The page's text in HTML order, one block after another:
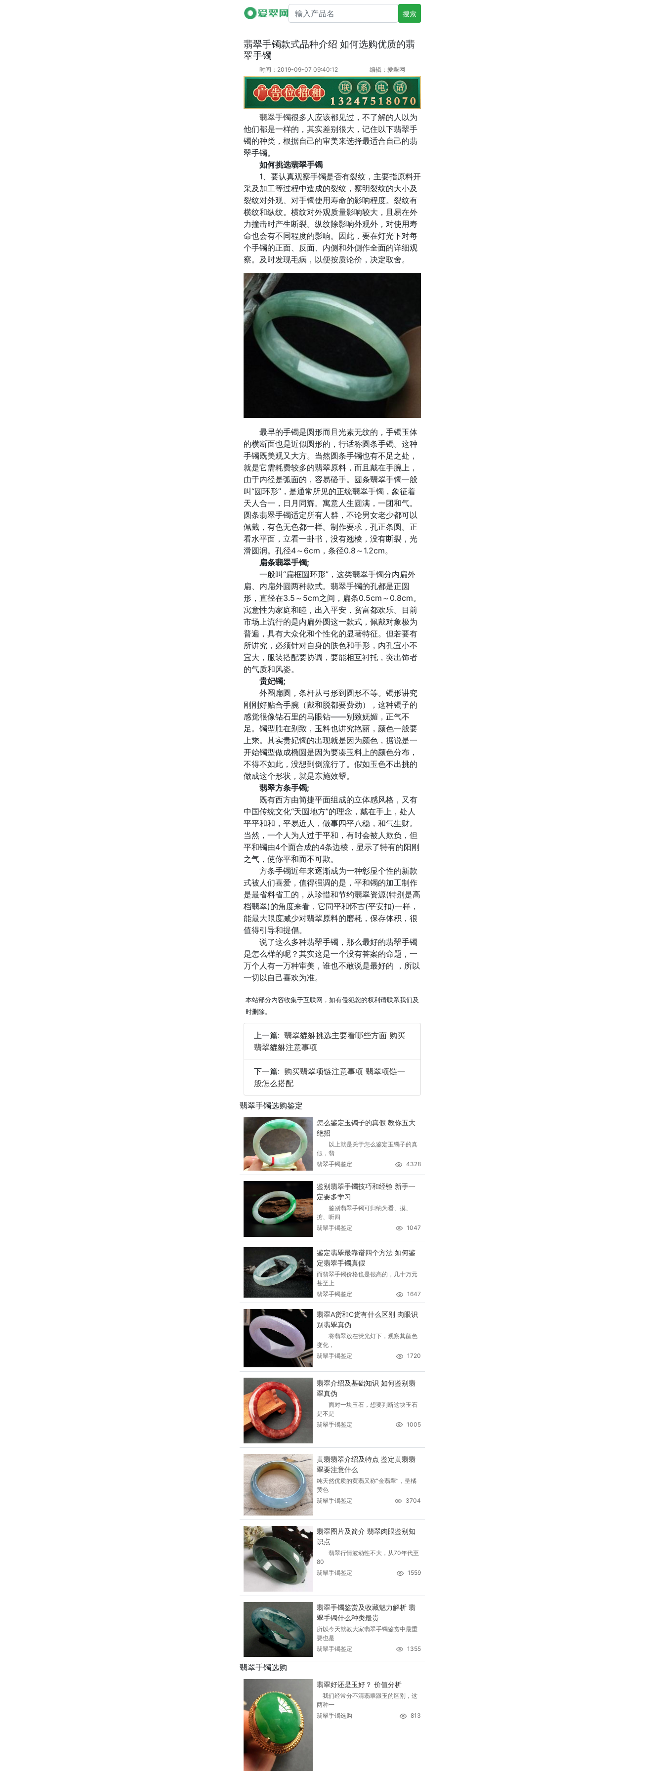
搜索产品名
翡翠手镯款式品种介绍 如何选购优质的翡
翠手镯
时间：2019-09-07 09:40:12 编辑：爱翠网
翡翠手镯很多人应该都见过，不了解的人以为
他们都是一样的，其实差别很大，记住以下翡翠手
镯的种类，根据自己的审美来选择最适合自己的翡
翠手镯。
如何挑选翡翠手镯
1、要认真观察手镯是否有裂纹，主要指原料开
采及加工等过程中造成的裂纹，察明裂纹的大小及
裂纹对外观、对手镯使用寿命的影响程度。裂纹有
横纹和纵纹。横纹对外观质量影响较大，且易在外
力撞击时产生断裂。纵纹除影响外观外，对使用寿
命也会有不同程度的影响。因此，要在灯光下对每
个手镯的正面、反面、内侧和外侧作全面的详细观
察。及时发现毛病，以便按质论价，决定取舍。
最早的手镯是圆形而且光素无纹的，手镯玉体
的横断面也是近似圆形的，行话称圆条手镯。这种
手镯既美观又大方。当然圆条手镯也有不足之处，
就是它需耗费较多的翡翠原料，而且戴在手腕上，
由于内径是弧面的，容易硌手。圆条翡翠手镯一般
叫“圆环形”，是通常所见的正统翡翠手镯，象征着
天人合一，日月同辉。寓意人生圆满，一团和气。
圆条翡翠手镯适定所有人群，不论男女老少都可以
佩戴，有色无色都一样。制作要求，孔正条圆。正
看水平面，立看一卦书，没有翘棱，没有断裂，光
滑圆润。孔径4～6cm，条径0.8～1.2cm。
扁条翡翠手镯;
一般叫“扁框圆环形”，这类翡翠手镯分内扁外
扁、内扁外圆两种款式。翡翠手镯的孔都是正圆
形，直径在3.5～5cm之间，扁条0.5cm～0.8cm。
寓意性为家庭和睦，出入平安，贫富都欢乐。目前
市场上流行的是内扁外圆这一款式，佩戴对象极为
普遍，具有大众化和个性化的显著特征。但若要有
所讲究，必须针对自身的肤色和手形，内孔宜小不
宜大，服装搭配要协调，要能相互衬托，突出饰者
的气质和风姿。
贵妃镯;
外圈扁圆，条杆从弓形到圆形不等。镯形讲究
刚刚好贴合手腕（戴和脱都要费劲），这种镯子的
感觉很像钻石里的马眼钻——别致妩媚，正气不
足。镯型胜在别致，玉料也讲究艳丽，颜色一般要
上乘。其实贵妃镯的出现就是因为颜色，据说是一
开始镯型做成椭圆是因为要凑玉料上的颜色分布，
不得不如此，没想到倒流行了。假如玉色不出挑的
做成这个形状，就是东施效颦。
翡翠方条手镯;
既有西方由简捷平面组成的立体感风格，又有
中国传统文化“夭圆地方”的理念，戴在手上，处人
平平和和，平易近人，做事四平八稳，和气生财。
当然，一个人为人过于平和，有时会被人欺负，但
平和镯由4个面合成的4条边棱，显示了特有的阳刚
之气，使你平和而不可欺。
方条手镯近年来逐渐成为一种彰显个性的新款
式被人们喜爱，值得强调的是，平和镯的加工制作
是最省料省工的，从珍惜和节约翡翠资源(特别是高
档翡翠)的角度来看，它同平和怀古(平安扣)一样，
能最大限度减少对翡翠原料的磨耗，保存体积，很
值得引导和提倡。
说了这么多种翡翠手镯，那么最好的翡翠手镯
是怎么样的呢？其实这是一个没有答案的命题，一
万个人有一万种审美，谁也不敢说是最好的 ，所以
一切以自己喜欢为准。
本站部分内容收集于互联网，如有侵犯您的权利请联系我们及
时删除。
上一篇: 翡翠貔貅挑选主要看哪些方面 购买
翡翠貔貅注意事项
下一篇: 购买翡翠项链注意事项 翡翠项链一
般怎么搭配
翡翠手镯选购鉴定
怎么鉴定玉镯子的真假 教你五大
绝招
以上就是关于怎么鉴定玉镯子的真
假，翡
翡翠手镯鉴定
4328
鉴别翡翠手镯技巧和经验 新手一
定要多学习
鉴别翡翠手镯可归纳为看、摸、
掂、听四
翡翠手镯鉴定
1047
鉴定翡翠最靠谱四个方法 如何鉴
定翡翠手镯真假
而翡翠手镯价格也是很高的，几十万元
甚至上
翡翠手镯鉴定
1647
翡翠A货和C货有什么区别 肉眼识
别翡翠真伪
将翡翠放在荧光灯下，观察其颜色
变化，
翡翠手镯鉴定
1720
翡翠介绍及基础知识 如何鉴别翡
翠真伪
面对一块玉石，想要判断这块玉石
是不是
翡翠手镯鉴定
1005
黄翡翡翠介绍及特点 鉴定黄翡翡
翠要注意什么
纯天然优质的黄翡又称“金翡翠”，呈橘
黄色
翡翠手镯鉴定
3704
翡翠图片及简介 翡翠肉眼鉴别知
识点
翡翠行情波动性不大，从70年代至
80
翡翠手镯鉴定
1559
翡翠手镯鉴赏及收藏魅力解析 翡
翠手镯什么种类最贵
所以今天就教大家翡翠手镯鉴赏中最重
要也是
翡翠手镯鉴定
1355
翡翠手镯选购
翡翠好还是玉好？ 价值分析
我们经常分不清翡翠跟玉的区别，这
两种一
翡翠手镯选购
813